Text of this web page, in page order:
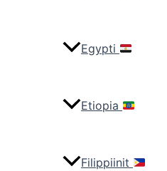
Egypti
Etiopia
Filippiinit